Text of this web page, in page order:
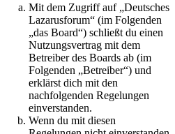
Mit dem Zugriff auf „Deutsches
Lazarusforum“ (im Folgenden
„das Board“) schließt du einen
Nutzungsvertrag mit dem
Betreiber des Boards ab (im
Folgenden „Betreiber“) und
erklärst dich mit den
nachfolgenden Regelungen
einverstanden.
Wenn du mit diesen